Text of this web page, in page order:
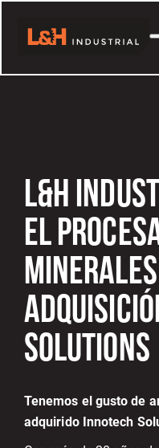
L&H
EL
SOLUTIONS
Tenemos el gusto de
adquirido Innotech